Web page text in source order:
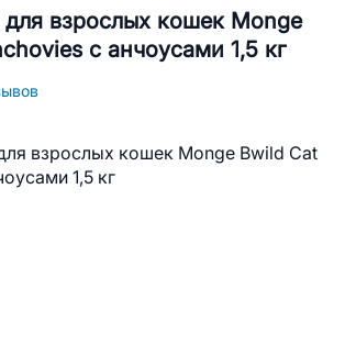
взрослых кошек Monge
с анчоусами 1,5 кг